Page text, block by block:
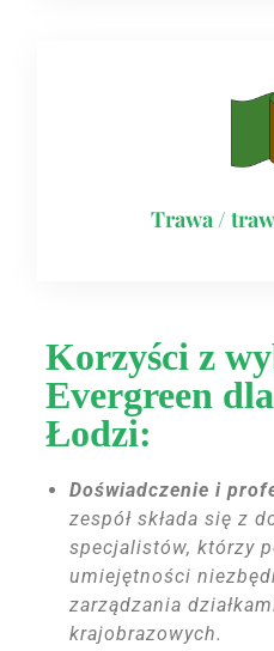
Trawa /
Korzyści z
Evergreen
Łodzi:
Doświadczenie i
zespół składa się z
specjalistów, którzy
umiejętności
zarządzania
krajobrazowych.